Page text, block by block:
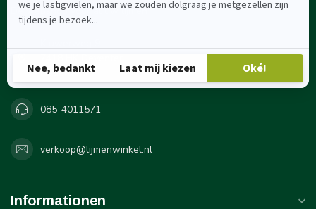
Dé webshop voor al uw lijmen
Nederland
085-4011571
verkoop@lijmenwinkel.nl
Informationen